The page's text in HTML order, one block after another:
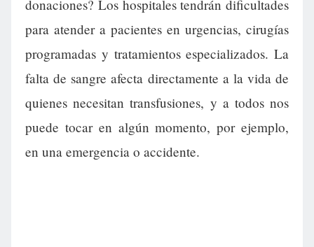
donaciones? Los hospitales tendrán dificultades
para atender a pacientes en urgencias, cirugías
programadas y tratamientos especializados. La
falta de sangre afecta directamente a la vida de
quienes necesitan transfusiones, y a todos nos
puede tocar en algún momento, por ejemplo,
en una emergencia o accidente.